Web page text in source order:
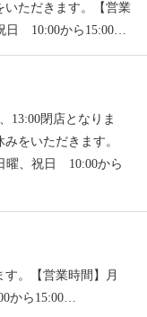
いただきます。【営業
日 10:00から15:00…
13:00閉店となりま
をいただきます。
曜、祝日 10:00から
。【営業時間】月
から15:00…